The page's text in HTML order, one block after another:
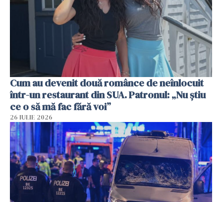
Cum au devenit două românce de neînlocuit
într-un restaurant din SUA. Patronul: „Nu știu
ce o să mă fac fără voi”
26 IULIE 2026